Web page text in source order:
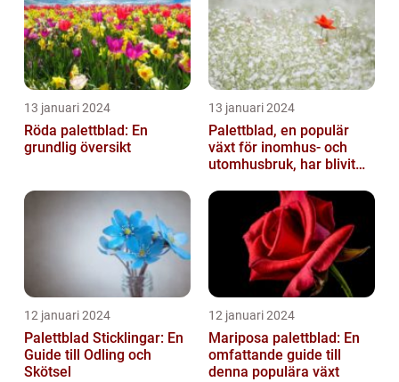
13 januari 2024
Röda palettblad: En
grundlig översikt
13 januari 2024
Palettblad, en populär
växt för inomhus- och
utomhusbruk, har blivit
trädg...
12 januari 2024
Palettblad Sticklingar: En
Guide till Odling och
Skötsel
12 januari 2024
Mariposa palettblad: En
omfattande guide till
denna populära växt